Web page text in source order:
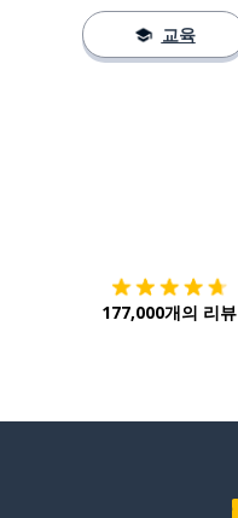
교육
177,000개의 리뷰